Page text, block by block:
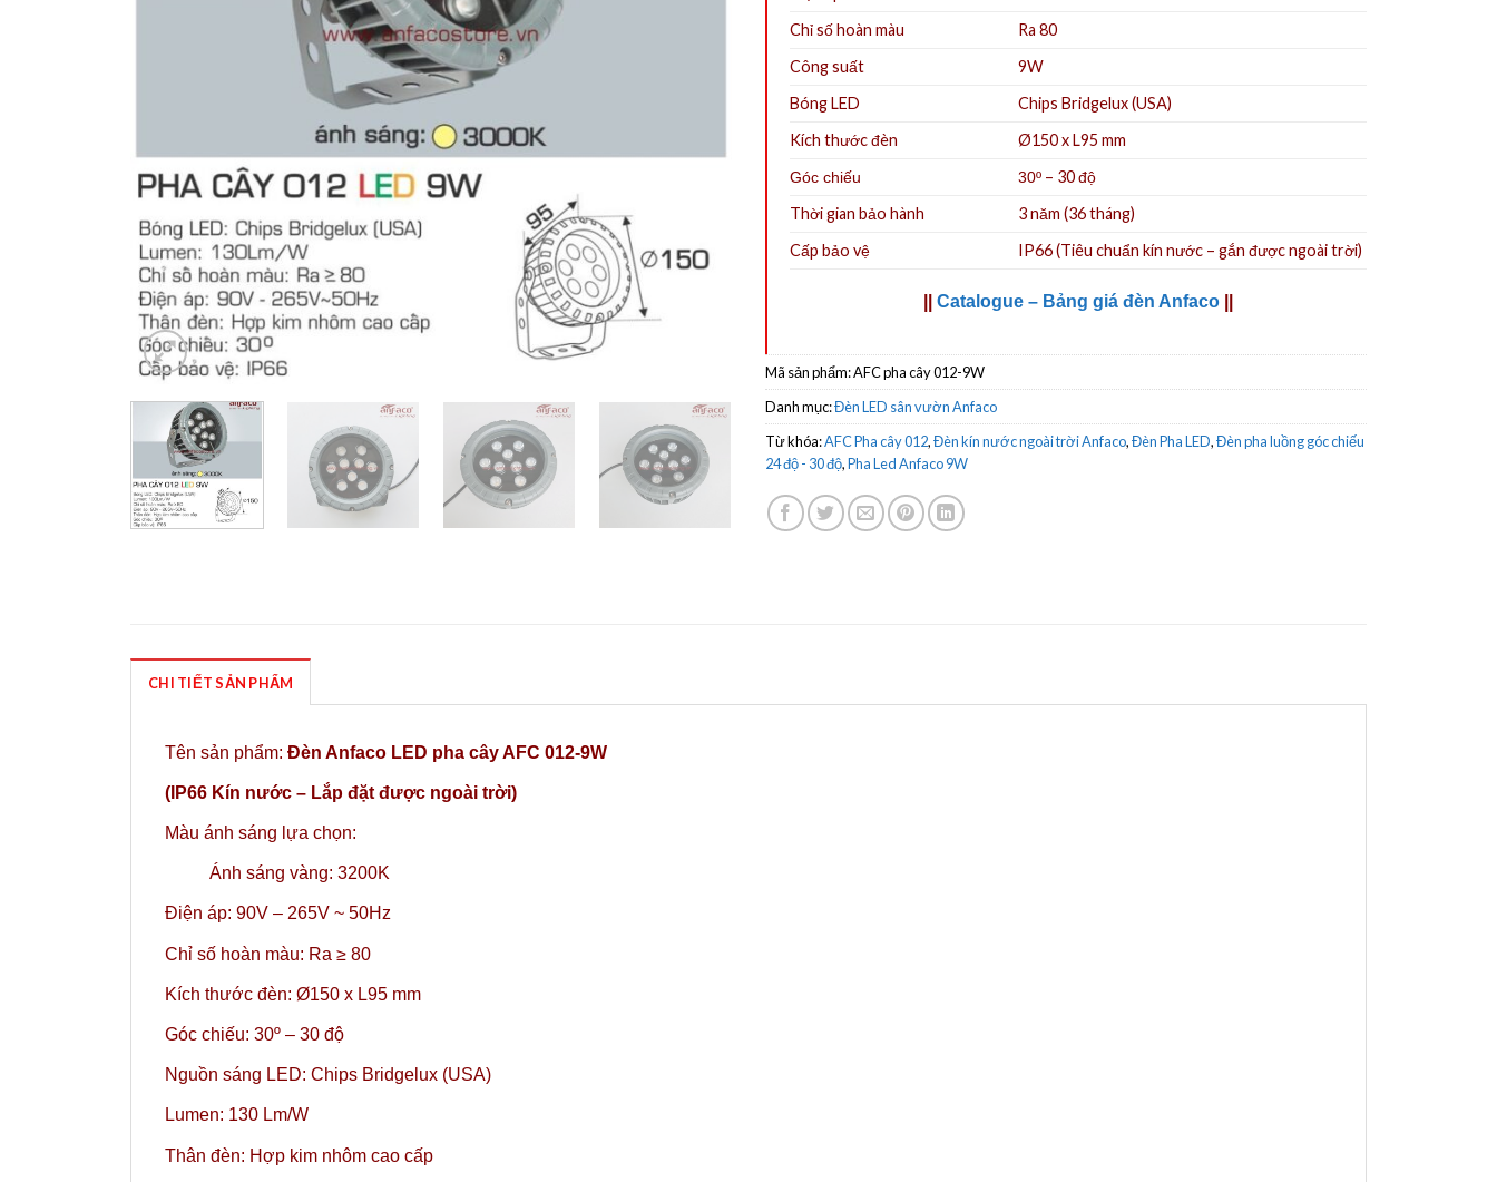
Chỉ số hoàn màu
Ra 80
Công suất
9W
Bóng LED
Chips Bridgelux (USA)
Kích thước đèn
Ø150 x L95 mm
Góc chiếu 30º – 30 độ
Thời gian bảo hành
3 năm (36 tháng)
Cấp bảo vệ
IP66 (Tiêu chuẩn kín nước – gắn được ngoài trời)
Catalogue – Bảng giá đèn Anfaco
Mã sản phẩm:AFC pha cây 012-9W
Danh mục:Đèn LED sân vườn Anfaco
Từ khóa:AFC Pha cây 012,Đèn kín nước ngoài trời Anfaco,Đèn Pha LED,Đèn pha luồng góc chiếu
24 độ - 30 độ,Pha Led Anfaco 9W
CHI TIẾT SẢN PHẨM
Tên sản phẩm: Đèn Anfaco LED pha cây AFC 012-9W
(IP66 Kín nước – Lắp đặt được ngoài trời)
Màu ánh sáng lựa chọn:
Ánh sáng vàng: 3200K
Điện áp: 90V – 265V ~ 50Hz
Chỉ số hoàn màu: Ra ≥ 80
Kích thước đèn: Ø150 x L95 mm
Góc chiếu: 30º – 30 độ
Nguồn sáng LED: Chips Bridgelux (USA)
Lumen: 130 Lm/W
Thân đèn: Hợp kim nhôm cao cấp